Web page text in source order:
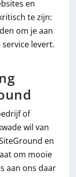
en
te zijn:
om je aan
levert.
of
wil van
en
om mooie
aan ons daar